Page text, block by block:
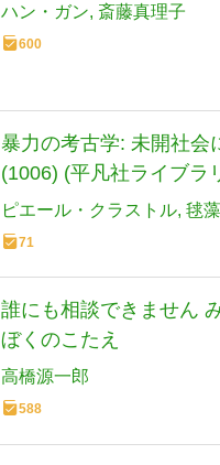
ハン・ガン 斎藤真理子
600
暴力の考古学: 未開社会
(1006) (平凡社ライブラ
ピエール・クラストル 毬
71
誰にも相談できません
ぼくのこたえ
高橋源一郎
588